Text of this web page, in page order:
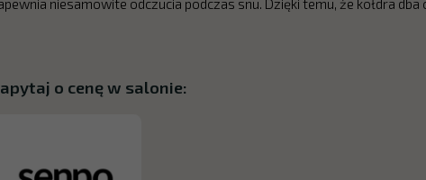
o cenę w salonie: